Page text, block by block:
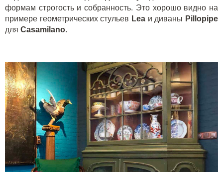
формам строгость и собранность. Это хорошо видно на
примере геометрических стульев Lea и диваны Pillopipe
для Casamilano.